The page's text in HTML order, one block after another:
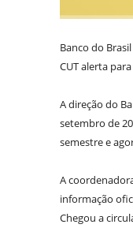
Banco do
CUT alerta
A direção do
setembro de
semestre e
A
informação
Chegou a